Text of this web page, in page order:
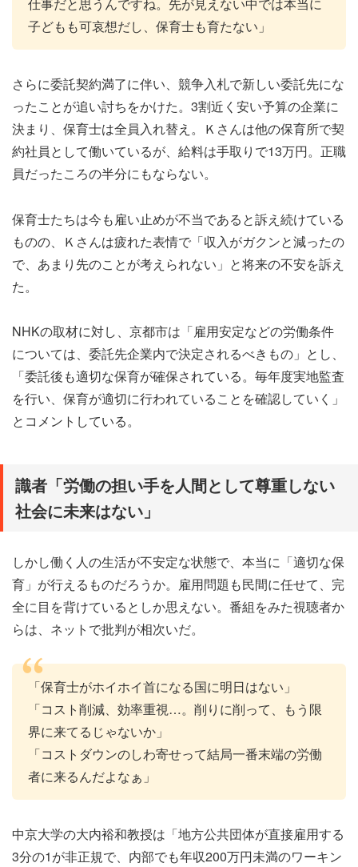
子どもも可哀想だし、保育士も育たない」
さらに委託契約満了に伴い、競争入札で新しい委託先にな
ったことが追い討ちをかけた。3割近く安い予算の企業に
決まり、保育士は全員入れ替え。Ｋさんは他の保育所で契
約社員として働いているが、給料は手取りで13万円。正職
員だったころの半分にもならない。
保育士たちは今も雇い止めが不当であると訴え続けている
ものの、Ｋさんは疲れた表情で「収入がガクンと減ったの
で、あまり先のことが考えられない」と将来の不安を訴え
た。
NHKの取材に対し、京都市は「雇用安定などの労働条件
については、委託先企業内で決定されるべきもの」とし、
「委託後も適切な保育が確保されている。毎年度実地監査
を行い、保育が適切に行われていることを確認していく」
とコメントしている。
識者「労働の担い手を人間として尊重しない
社会に未来はない」
しかし働く人の生活が不安定な状態で、本当に「適切な保
育」が行えるものだろうか。雇用問題も民間に任せて、完
全に目を背けているとしか思えない。番組をみた視聴者か
らは、ネットで批判が相次いだ。
「保育士がホイホイ首になる国に明日はない」
「コスト削減、効率重視…。削りに削って、もう限
界に来てるじゃないか」
「コストダウンのしわ寄せって結局一番末端の労働
者に来るんだよなぁ」
中京大学の大内裕和教授は「地方公共団体が直接雇用する
3分の1が非正規で、内部でも年収200万円未満のワーキン